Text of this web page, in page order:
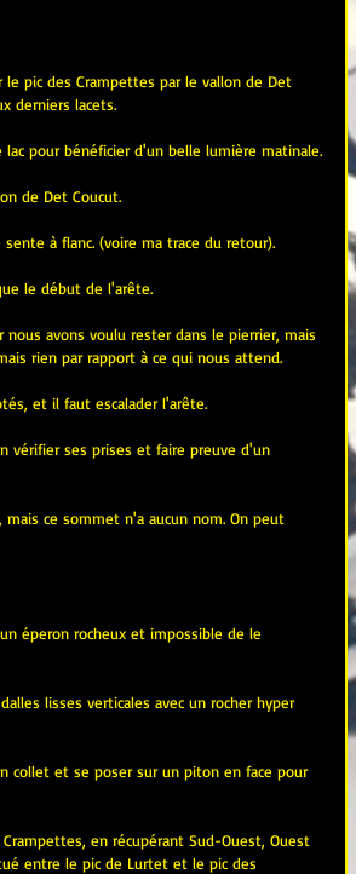
pic des Crampettes par le vallon de Det
derniers lacets.
pour bénéficier d'un belle lumière matinale.
de Det Coucut.
à flanc. (voire ma trace du retour).
le début de l'arête.
nous avons voulu rester dans le pierrier, mais
rien par rapport à ce qui nous attend.
et il faut escalader l'arête.
vérifier ses prises et faire preuve d'un
ce sommet n'a aucun nom. On peut
éperon rocheux et impossible de le
lisses verticales avec un rocher hyper
collet et se poser sur un piton en face pour
en récupérant Sud-Ouest, Ouest
entre le pic de Lurtet et le pic des